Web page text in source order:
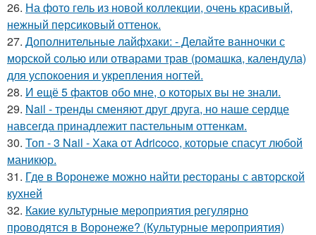
26. На фото гель из новой коллекции, очень красивый,
нежный персиковый оттенок.
27. Дополнительные лайфхаки: - Делайте ванночки с
морской солью или отварами трав (ромашка, календула)
для успокоения и укрепления ногтей.
28. И ещё 5 фактов обо мне, о которых вы не знали.
29. Nail - тренды сменяют друг друга, но наше сердце
навсегда принадлежит пастельным оттенкам.
30. Топ - 3 Nail - Хака от Adricoco, которые спасут любой
маникюр.
31. Где в Воронеже можно найти рестораны с авторской
кухней
32. Какие культурные мероприятия регулярно
проводятся в Воронеже? (Культурные мероприятия)